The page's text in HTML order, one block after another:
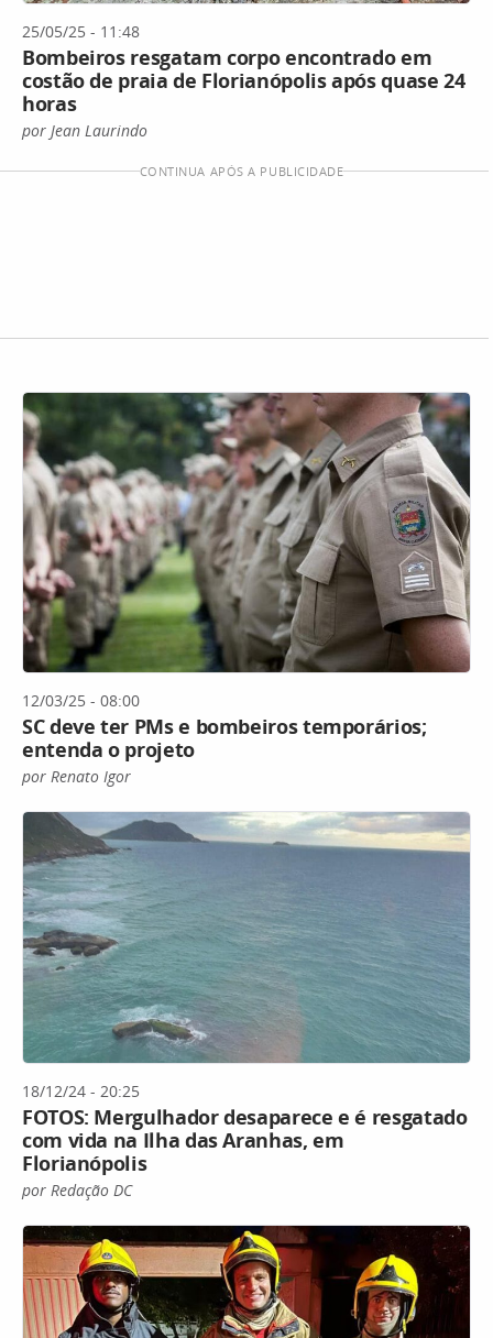
25/05/25 - 11:48
Bombeiros resgatam corpo encontrado em
costão de praia de Florianópolis após quase 24
horas
por Jean Laurindo
CONTINUA APÓS A PUBLICIDADE
12/03/25 - 08:00
SC deve ter PMs e bombeiros temporários;
entenda o projeto
por Renato Igor
18/12/24 - 20:25
FOTOS: Mergulhador desaparece e é resgatado
com vida na Ilha das Aranhas, em
Florianópolis
por Redação DC